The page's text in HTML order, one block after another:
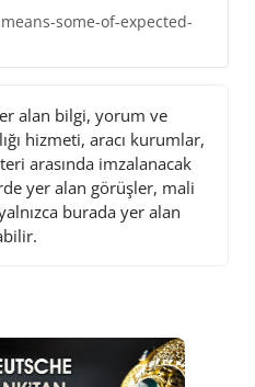
some-of-expected-
alan bilgi, yorum ve
hizmeti, aracı kurumlar,
arasında imzalanacak
yer alan görüşler, mali
burada yer alan